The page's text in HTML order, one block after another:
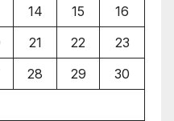
14 15
16
21 22
23
28 29
30